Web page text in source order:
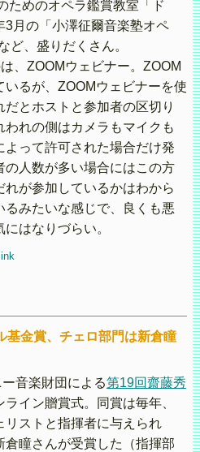
ためのオペラ鑑賞教室「ド
3月の「小澤征爾音楽塾オペ
ど、盛りだくさん。
、ZOOMウェビナー。ZOOM
いるが、ZOOMウェビナーを使
とホストと参加者の区切り
れの側はカメラもマイクも
って許可された場合だけ発
人数が多い場合にはこの方
が参加しているかはわから
みたいな感じで、良くも悪
はなりづらい。
基金賞、チェロ部門は新倉瞳
音楽財団による第19回齋藤秀
ライン贈賞式。同賞は毎年、
ストと指揮者に与えられ
倉瞳さんが受賞した（指揮部